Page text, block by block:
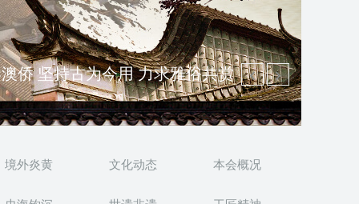
神 介绍民族瑰宝 宣传中华精英
侨 坚持古为今用 力求雅俗共赏
境外炎黄 文化动态 本会概况